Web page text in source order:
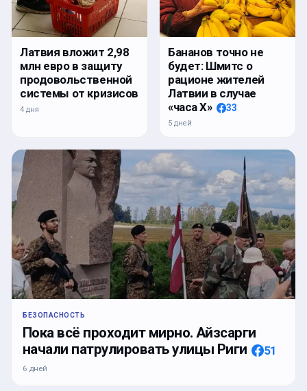
Латвия вложит 2,98
млн евро в защиту
продовольственной
системы от кризисов
4 дня
Бананов точно не
будет: Шмитс о
рационе жителей
Латвии в случае
«часа Х»
33
5 дней
БЕЗОПАСНОСТЬ
Пока всё проходит мирно. Айзсарги
начали патрулировать улицы Риги
51
6 дней